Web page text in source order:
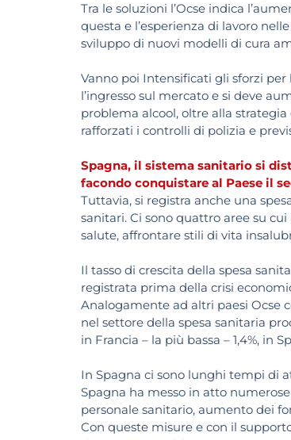
Tra le soluzioni l’Ocse indica
questa e l’esperienza di lavoro
sviluppo di nuovi modelli di cura
Vanno poi Intensificati gli sforzi
l’ingresso sul mercato e si deve
problema alcool, oltre alla
rafforzati i controlli di polizia e
Spagna, il sistema sanitario si
facondo conquistare al Paese il
Tuttavia, si registra anche una
sanitari. Ci sono quattro aree su
salute, affrontare stili di vita
Il tasso di crescita della spesa
registrata prima della crisi
Analogamente ad altri paesi Ocse
nel settore della spesa sanitaria
in Francia – la più bassa – 1,4%, in
In Spagna ci sono lunghi tempi di
Spagna ha messo in atto
personale sanitario, aumento dei
Con queste misure e con il